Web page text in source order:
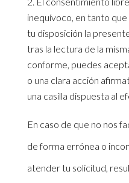
inequívoco, en tanto
tu disposición la
tras la lectura de la
conforme, puedes
o una clara acción
una casilla dispuesta al
En caso de que no nos
de forma errónea o
atender tu solicitud,